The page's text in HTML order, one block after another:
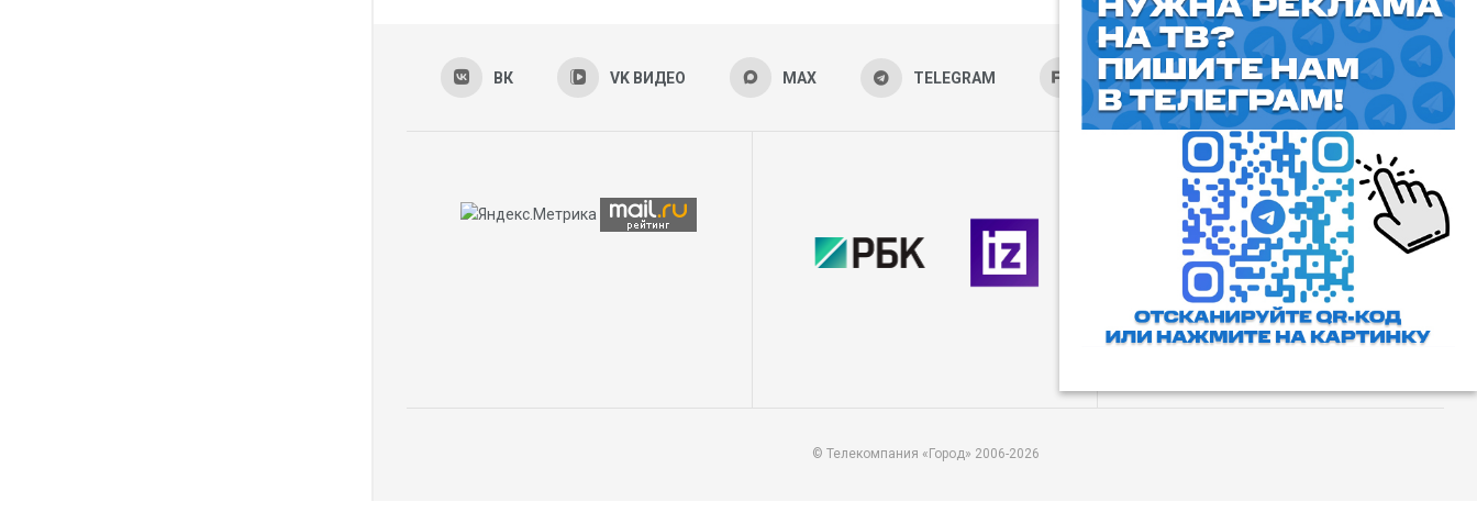
ВК VK ВИДЕО MAX TELEGRAM RUTUBE ОК ДЗЕН
Пользовательское соглашение
Все права защищены. Любое
использование материалов
допускается только с согласия
редакции, а также с ссылкой на
сайт.
© Телекомпания «Город» 2006-2026